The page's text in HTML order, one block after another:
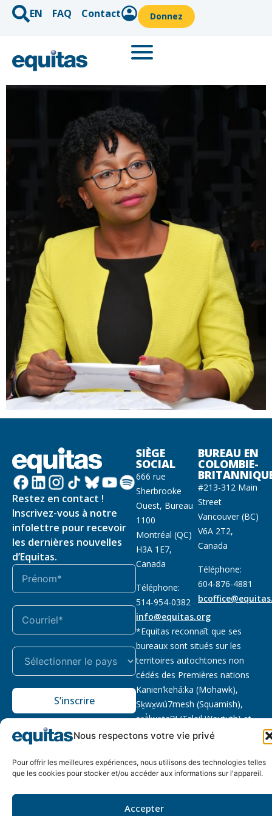
Nous respectons votre vie privé
Pour offrir les meilleures expériences, nous utilisons des technologies telles
que les cookies pour stocker et/ou accéder aux informations sur l'appareil.
Accepter
EN FAQ Contact Donnez
Restez en contact !
Inscrivez-vous à notre
infolettre pour recevoir
les dernières nouvelles
d’Equitas.
S’inscrire
SIÈGE
SOCIAL
666 rue
Sherbrooke
Ouest, Bureau
1100
Montréal (QC)
H3A 1E7,
Canada
Téléphone:
514-954-0382
info@equitas.org
BUREAU EN
COLOMBIE-
#213-312 Main
Street
Vancouver (BC)
V6A 2T2,
Canada
Téléphone:
604-876-4881
*Equitas reconnaît que ses
bureaux sont situés sur les
territoires autochtones non
cédés des Premières nations
Kanien’kehá:ka (Mohawk),
Sḵwx̱wú7mesh (Squamish),
səl̓ilwətaɁɬ (Tsleil Waututh) et
xwməθkwəy̓əm (Musqueam).
Notre politique
confidentialité
Organisme de
118833292RR0001
2026 © Equitas – Tous
Phil